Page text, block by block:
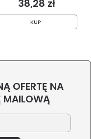
38,28 zł
KUP
OFERTĘ NA
MAILOWĄ